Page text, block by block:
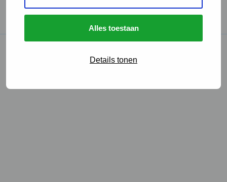
Alles toestaan
Details tonen
GGD Reisvaccinaties